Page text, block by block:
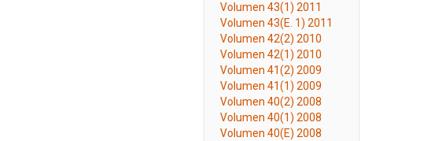
Volumen 43(1) 2011
Volumen 43(E. 1) 2011
Volumen 42(2) 2010
Volumen 42(1) 2010
Volumen 41(2) 2009
Volumen 41(1) 2009
Volumen 40(2) 2008
Volumen 40(1) 2008
Volumen 40(E) 2008